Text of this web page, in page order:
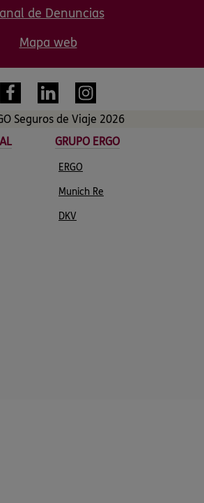
de Denuncias
Mapa web
Seguros de Viaje 2026
GRUPO ERGO
ERGO
Munich Re
DKV